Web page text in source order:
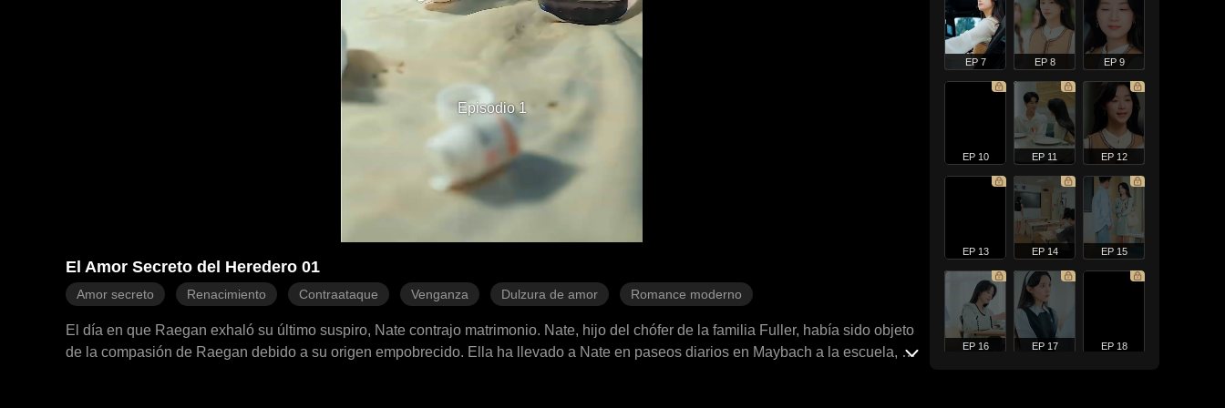
Episodio 1
El Amor Secreto del Heredero 01
Amor secreto Renacimiento Contraataque Venganza Dulzura de amor Romance moderno
El día en que Raegan exhaló su último suspiro, Nate contrajo matrimonio. Nate, hijo del chófer de la familia Fuller, había sido objeto
de la compasión de Raegan debido a su origen empobrecido. Ella ha llevado a Nate en paseos diarios en Maybach a la escuela, ha
EP 7 EP 8 EP 9
EP 10 EP 11 EP 12
EP 13 EP 14 EP 15
EP 16 EP 17 EP 18